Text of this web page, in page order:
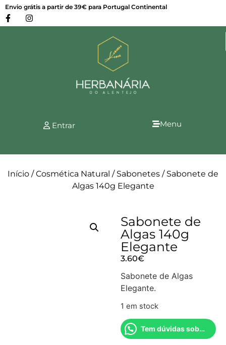
Envio grátis a partir de 39€ para Portugal Continental
Entrar Menu
Início /Cosmética Natural / Sabonetes / Sabonete de
Algas 140g Elegante
Sabonete de
Algas 140g
Elegante
3.60€
Sabonete de Algas
Elegante.
1 em stock
Tem dúvidas sobre este produto?